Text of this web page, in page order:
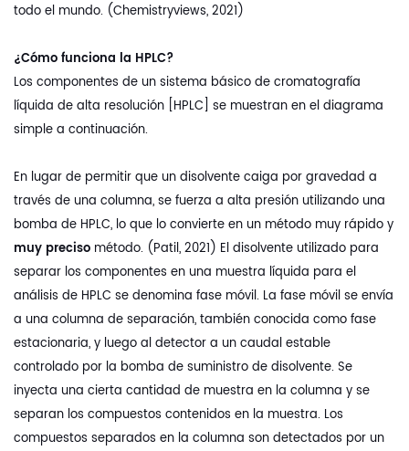
todo el mundo. (Chemistryviews, 2021)
¿Cómo funciona la HPLC?
Los componentes de un sistema básico de cromatografía
líquida de alta resolución [HPLC] se muestran en el diagrama
simple a continuación.
En lugar de permitir que un disolvente caiga por gravedad a
través de una columna, se fuerza a alta presión utilizando una
bomba de HPLC, lo que lo convierte en un método muy rápido y
muy preciso método. (Patil, 2021) El disolvente utilizado para
separar los componentes en una muestra líquida para el
análisis de HPLC se denomina fase móvil. La fase móvil se envía
a una columna de separación, también conocida como fase
estacionaria, y luego al detector a un caudal estable
controlado por la bomba de suministro de disolvente. Se
inyecta una cierta cantidad de muestra en la columna y se
separan los compuestos contenidos en la muestra. Los
compuestos separados en la columna son detectados por un